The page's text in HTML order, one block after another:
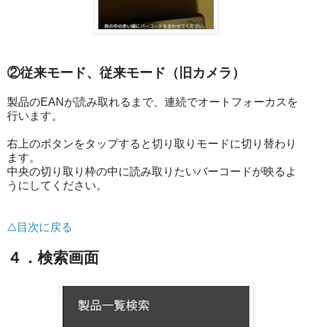
②従来モード、従来モード（旧カメラ）
製品のEANが読み取れるまで、連続でオートフォーカスを
行います。
右上のボタンをタップすると切り取りモードに切り替わり
ます。
中央の切り取り枠の中に読み取りたいバーコードが映るよ
うにしてください。
△目次に戻る
４．検索画面